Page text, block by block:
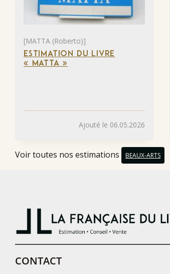
[MATTA (Roberto)]
ESTIMATION DU LIVRE
« MATTA »
Ajouté le 06.05.2026
Voir toutes nos estimations BEAUX-ARTS
CONTACT